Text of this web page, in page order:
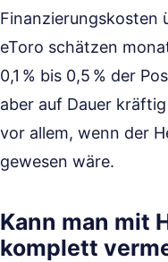
Finanzierungskosten
eToro schätzen
0,1 % bis 0,5 % der
aber auf Dauer
vor allem, wenn der
gewesen wäre.
Kann man mit
komplett